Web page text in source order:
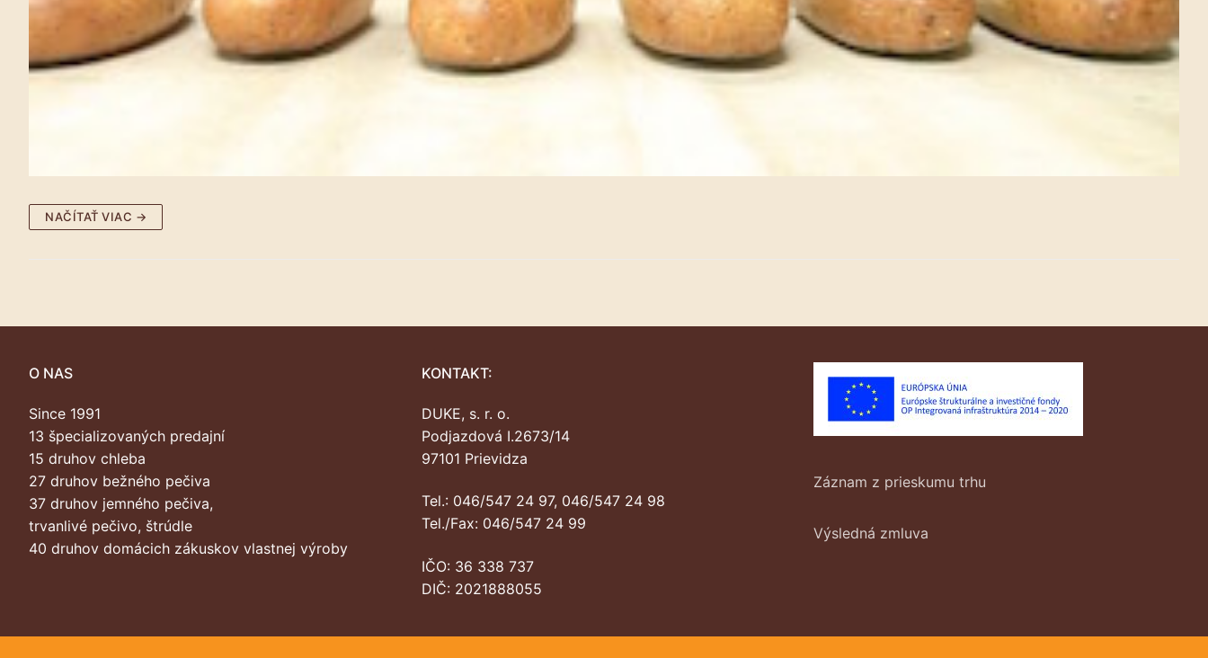
NAČÍTAŤ VIAC →
O NAS
Since 1991
13 špecializovaných predajní
15 druhov chleba
27 druhov bežného pečiva
37 druhov jemného pečiva,
trvanlivé pečivo, štrúdle
40 druhov domácich zákuskov vlastnej výroby
KONTAKT:
DUKE, s. r. o.
Podjazdová I.2673/14
97101 Prievidza
Tel.: 046/547 24 97, 046/547 24 98
Tel./Fax: 046/547 24 99
IČO: 36 338 737
DIČ: 2021888055
Záznam z prieskumu trhu
Výsledná zmluva